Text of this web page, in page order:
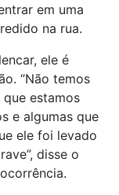
em uma
na rua.
ele é
“Não temos
estamos
e algumas que
ele foi levado
disse o